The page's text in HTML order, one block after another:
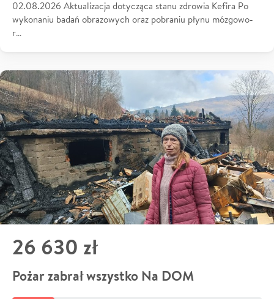
02.08.2026 Aktualizacja dotycząca stanu zdrowia Kefira Po
wykonaniu badań obrazowych oraz pobraniu płynu mózgowo-
r…
26 630 zł
Pożar zabrał wszystko Na DOM